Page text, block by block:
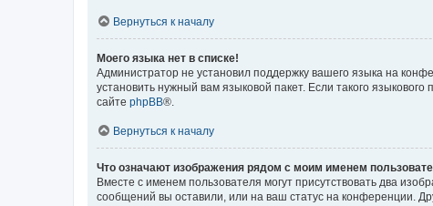
Вернуться к началу
Моего языка нет в списке!
Администратор не установил поддержку вашего языка на
установить нужный вам языковой пакет. Если такого
сайте phpBB®.
Вернуться к началу
Что означают изображения рядом с моим именем
Вместе с именем пользователя могут присутствовать два
сообщений вы оставили, или на ваш статус на конференции.